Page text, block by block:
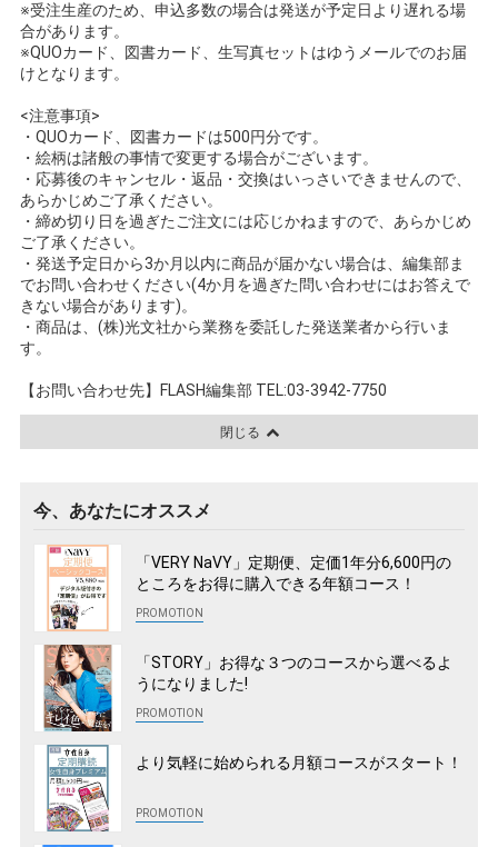
※受注生産のため、申込多数の場合は発送が予定日より遅れる場
合があります。
※QUOカード、図書カード、生写真セットはゆうメールでのお届
けとなります。
<注意事項>
・QUOカード、図書カードは500円分です。
・絵柄は諸般の事情で変更する場合がございます。
・応募後のキャンセル・返品・交換はいっさいできませんので、
あらかじめご了承ください。
・締め切り日を過ぎたご注文には応じかねますので、あらかじめ
ご了承ください。
・発送予定日から3か月以内に商品が届かない場合は、編集部ま
でお問い合わせください(4か月を過ぎた問い合わせにはお答えで
きない場合があります)。
・商品は、(株)光文社から業務を委託した発送業者から行いま
す。
【お問い合わせ先】FLASH編集部 TEL:03-3942-7750
閉じる
今、あなたにオススメ
「VERY NaVY」定期便、定価1年分6,600円の
ところをお得に購入できる年額コース！
「STORY」お得な３つのコースから選べるよ
うになりました!
より気軽に始められる月額コースがスタート！